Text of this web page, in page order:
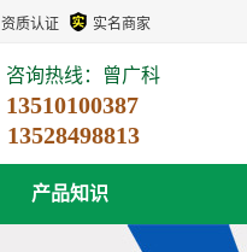
资质认证 实名商家
咨询热线：曾广科
13510100387
产品知识